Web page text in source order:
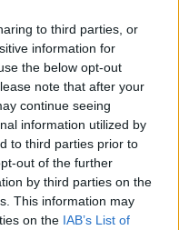
to third parties, or
information for
the below opt-out
note that after your
continue seeing
information utilized by
to third parties prior to
out of the further
by third parties on the
This information may
on the IAB’s List of
a Duna vízgyűjtőjére